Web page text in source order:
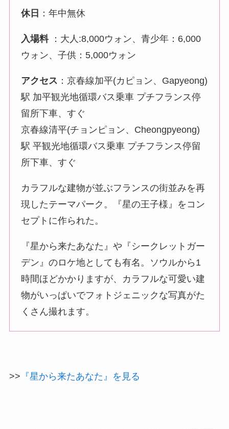
休日 ：年中無休
入場料 ：大人:8,000ウォン、青少年：6,000
ウォン、子供：5,000ウォン
アクセス ：京春線加平(カピョン、Gapyeong)
駅 加平観光地循環バス乗車 プチフランス停
留所下車、すぐ
京春線清平(チョンピョン、Cheongpyeong)
駅 平観光地循環バス乗車 プチフランス停留
所下車、すぐ
カラフルな建物が並ぶフランスの街並みを再
現したテーマパーク。『星の王子様』をコン
セプトに作られた。
『星から来たあなた』や『シークレットガー
デン』のロケ地としても有名。ソウルから1
時間ほどかかりますが、カラフルな可愛い建
物がいっぱいでフォトジェニックな写真がた
くさん撮れます。
>> 『星から来たあなた』を見る